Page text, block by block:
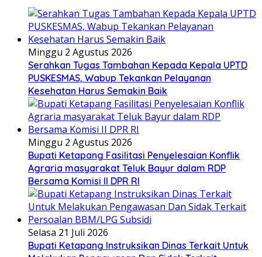
Minggu 2 Agustus 2026
Serahkan Tugas Tambahan Kepada Kepala UPTD
PUSKESMAS, Wabup Tekankan Pelayanan
Kesehatan Harus Semakin Baik
Minggu 2 Agustus 2026
Bupati Ketapang Fasilitasi Penyelesaian Konflik
Agraria masyarakat Teluk Bayur dalam RDP
Bersama Komisi II DPR RI
Selasa 21 Juli 2026
Bupati Ketapang Instruksikan Dinas Terkait Untuk